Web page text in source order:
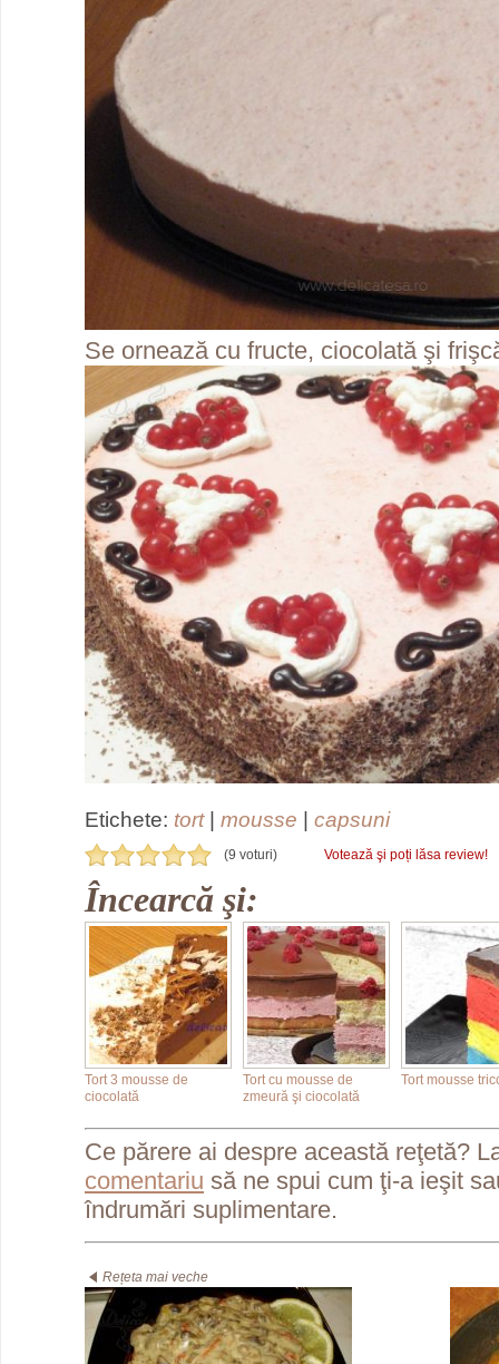
Se ornează cu fructe, ciocolată şi
Etichete: tort| mousse | capsuni
(9 voturi) Votează şi poți lăsa review!
Încearcă şi:
Tort 3 mousse de
ciocolată
Tort cu mousse de
zmeură şi ciocolată
Tort mousse
Ce părere ai despre această reţetă?
comentariu să ne spui cum ţi-a ieşit
îndrumări suplimentare.
Rețeta mai veche